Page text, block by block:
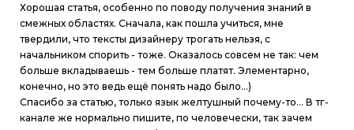
Хорошая статья, особенно по поводу получения знаний в
смежных областях. Сначала, как пошла учиться, мне
твердили, что тексты дизайнеру трогать нельзя, с
начальником спорить - тоже. Оказалось совсем не так: чем
больше вкладываешь - тем больше платят. Элементарно,
конечно, но это ведь ещё понять надо было...)
Спасибо за статью, только язык желтушный почему-то... В тг-
канале же нормально пишите, по человечески, так зачем